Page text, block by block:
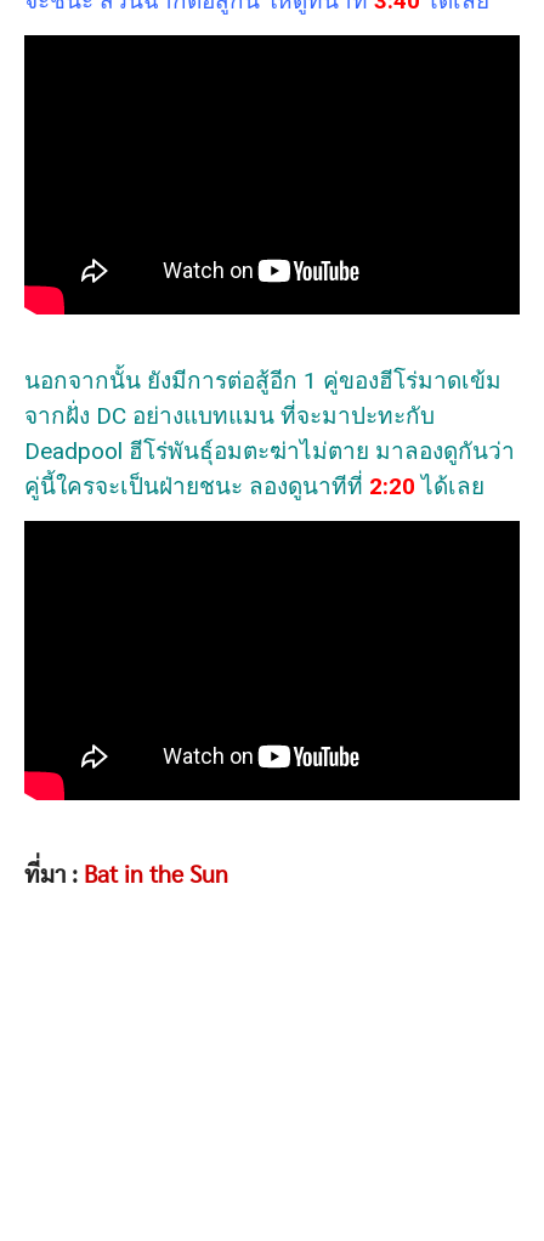
นอกจากนั้น ยังมีการต่อสู้อีก 1 คู่ของฮีโร่มาดเข้ม
จากฝั่ง DC อย่างแบทแมน ที่จะมาปะทะกับ
Deadpool ฮีโร่พันธุ์อมตะฆ่าไม่ตาย มาลองดูกันว่า
คู่นี้ใครจะเป็นฝ่ายชนะ ลองดูนาทีที่ 2:20 ได้เลย
ที่มา : Bat in the Sun